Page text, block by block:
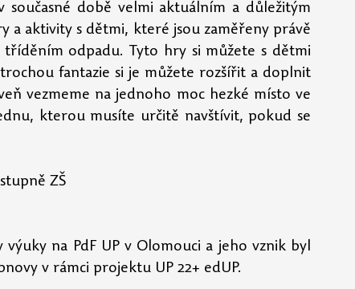
současné době velmi aktuálním a důležitým
a aktivity s dětmi, které jsou zaměřeny právě
odpadu. Tyto hry si můžete s dětmi
fantazie si je můžete rozšířit a doplnit
vezmeme na jednoho moc hezké místo ve
kterou musíte určitě navštívit, pokud se
ZŠ
na PdF UP v Olomouci a jeho vznik byl
v rámci projektu UP 22+ edUP.